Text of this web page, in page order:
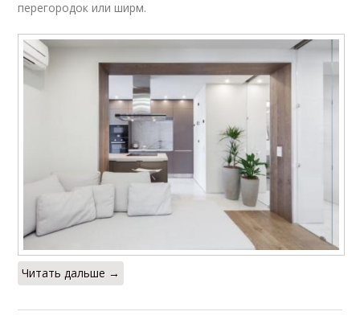
перегородок или ширм.
Читать дальше →